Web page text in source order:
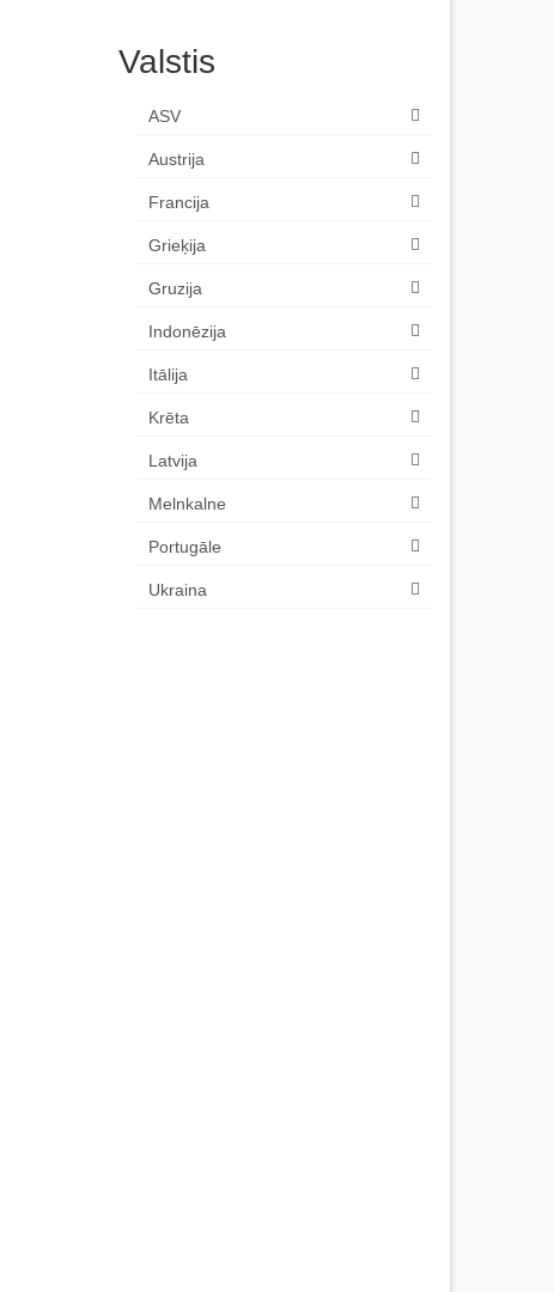
Valstis
ASV
Austrija
Francija
Grieķija
Gruzija
Indonēzija
Itālija
Krēta
Latvija
Melnkalne
Portugāle
Ukraina